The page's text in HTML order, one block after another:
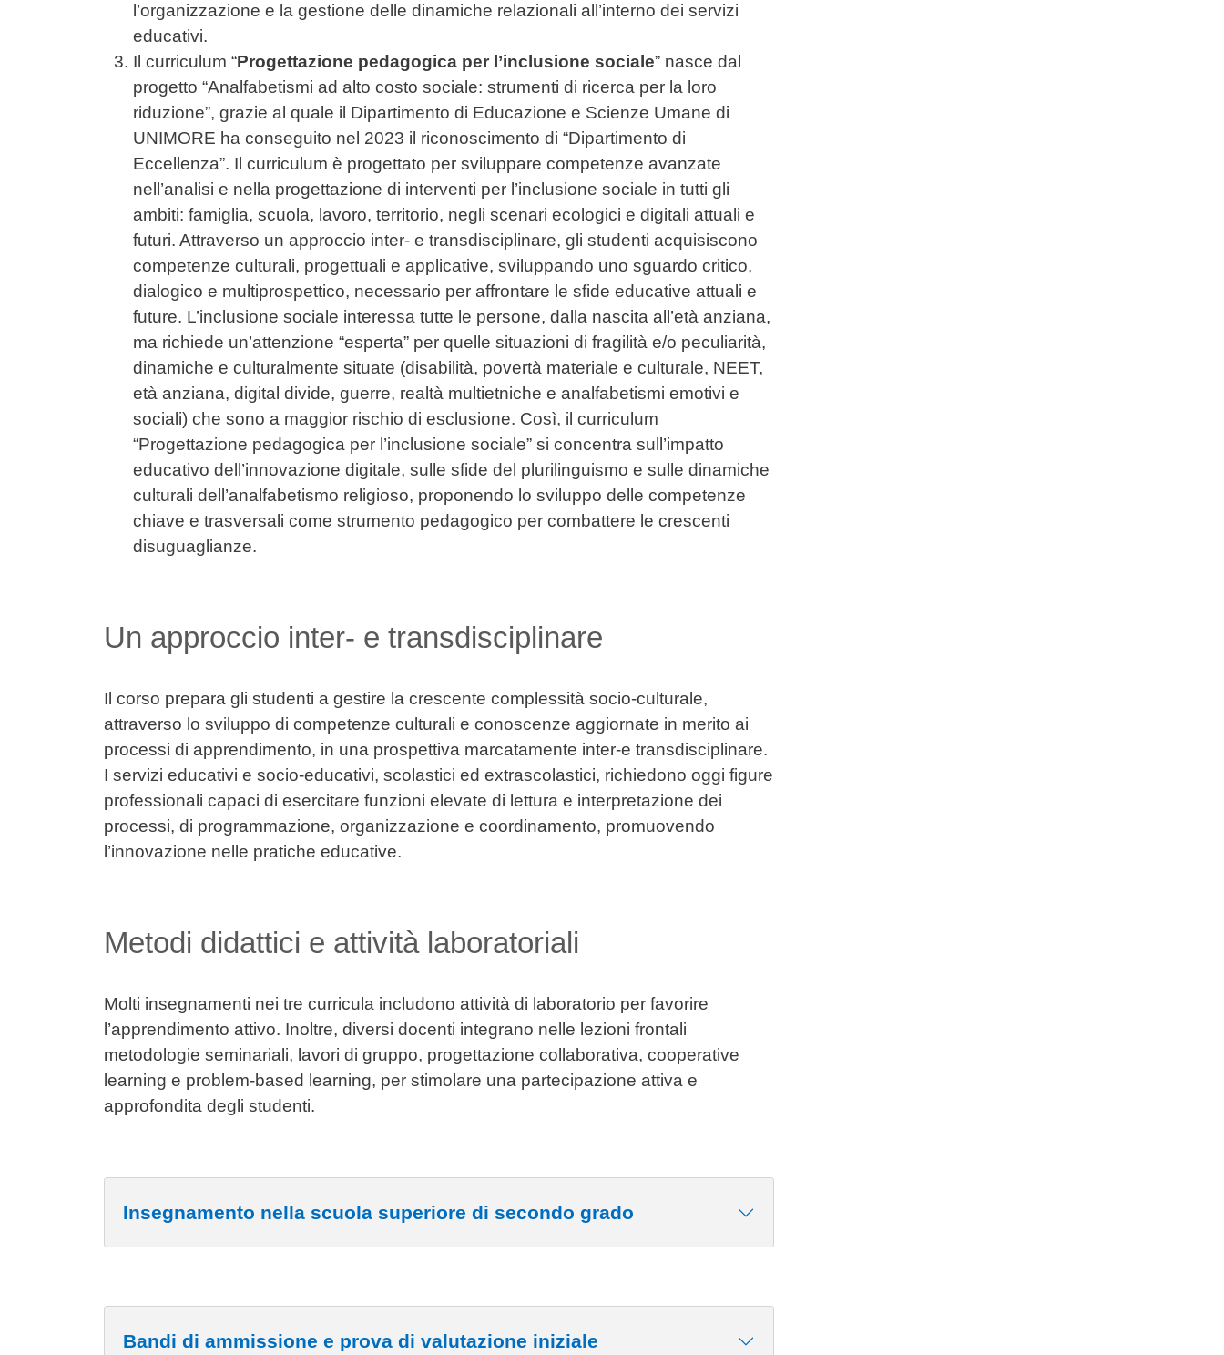
l’organizzazione e la gestione delle dinamiche relazionali all’interno dei servizi
educativi.
Il curriculum “Progettazione pedagogica per l’inclusione sociale” nasce dal
progetto “Analfabetismi ad alto costo sociale: strumenti di ricerca per la loro
riduzione”, grazie al quale il Dipartimento di Educazione e Scienze Umane di
UNIMORE ha conseguito nel 2023 il riconoscimento di “Dipartimento di
Eccellenza”. Il curriculum è progettato per sviluppare competenze avanzate
nell’analisi e nella progettazione di interventi per l’inclusione sociale in tutti gli
ambiti: famiglia, scuola, lavoro, territorio, negli scenari ecologici e digitali attuali e
futuri. Attraverso un approccio inter- e transdisciplinare, gli studenti acquisiscono
competenze culturali, progettuali e applicative, sviluppando uno sguardo critico,
dialogico e multiprospettico, necessario per affrontare le sfide educative attuali e
future. L’inclusione sociale interessa tutte le persone, dalla nascita all’età anziana,
ma richiede un’attenzione “esperta” per quelle situazioni di fragilità e/o peculiarità,
dinamiche e culturalmente situate (disabilità, povertà materiale e culturale, NEET,
età anziana, digital divide, guerre, realtà multietniche e analfabetismi emotivi e
sociali) che sono a maggior rischio di esclusione. Così, il curriculum
“Progettazione pedagogica per l’inclusione sociale” si concentra sull’impatto
educativo dell’innovazione digitale, sulle sfide del plurilinguismo e sulle dinamiche
culturali dell’analfabetismo religioso, proponendo lo sviluppo delle competenze
chiave e trasversali come strumento pedagogico per combattere le crescenti
disuguaglianze.
Un approccio inter- e transdisciplinare
Il corso prepara gli studenti a gestire la crescente complessità socio-culturale,
attraverso lo sviluppo di competenze culturali e conoscenze aggiornate in merito ai
processi di apprendimento, in una prospettiva marcatamente inter-e transdisciplinare.
I servizi educativi e socio-educativi, scolastici ed extrascolastici, richiedono oggi figure
professionali capaci di esercitare funzioni elevate di lettura e interpretazione dei
processi, di programmazione, organizzazione e coordinamento, promuovendo
l’innovazione nelle pratiche educative.
Metodi didattici e attività laboratoriali
Molti insegnamenti nei tre curricula includono attività di laboratorio per favorire
l’apprendimento attivo. Inoltre, diversi docenti integrano nelle lezioni frontali
metodologie seminariali, lavori di gruppo, progettazione collaborativa, cooperative
learning e problem-based learning, per stimolare una partecipazione attiva e
approfondita degli studenti.
Insegnamento nella scuola superiore di secondo grado
Bandi di ammissione e prova di valutazione iniziale